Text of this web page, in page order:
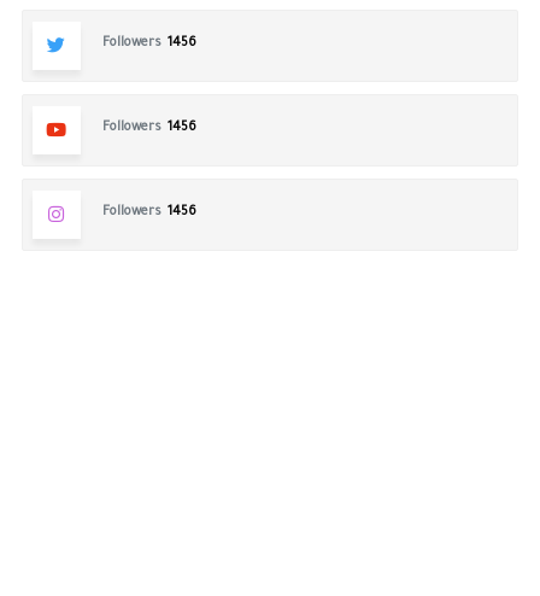
Followers 1456
Followers 1456
Followers 1456